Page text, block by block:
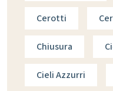
Cerotti
Chiusura
Cieli Azzurri